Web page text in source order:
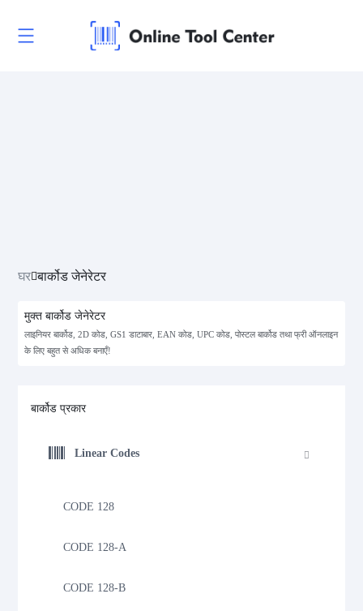
घर बार्कोड जेनेरेटर
मुक्त बार्कोड जेनेरेटर
लाइनियर बार्कोड, 2D कोड, GS1 डाटाबार, EAN कोड, UPC कोड, पोस्टल बार्कोड तथा फ्री ऑनलाइन
के लिए बहुत से अधिक बनाएँ!
बार्कोड प्रकार
Linear Codes
CODE 128
CODE 128-A
CODE 128-B